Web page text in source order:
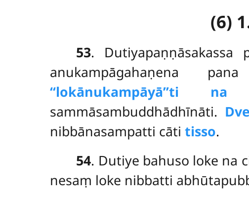
(6)
53. Dutiyapaṇṇāsakassa
anukampāgahaṇena
‘‘lokānukampāyā’’ti
sammāsambuddhādhīnāti. Dve
nibbānasampatti cāti tisso.
54. Dutiye bahuso loke na
nesaṃ loke nibbatti